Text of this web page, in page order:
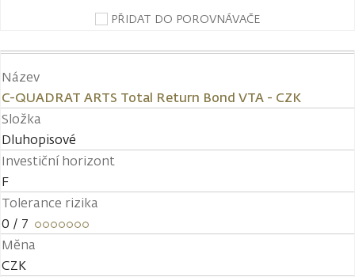
PŘIDAT DO POROVNÁVAČE
Název
C-QUADRAT ARTS Total Return Bond VTA - CZK
Složka
Dluhopisové
Investiční horizont
F
Tolerance rizika
0 / 7
Měna
CZK